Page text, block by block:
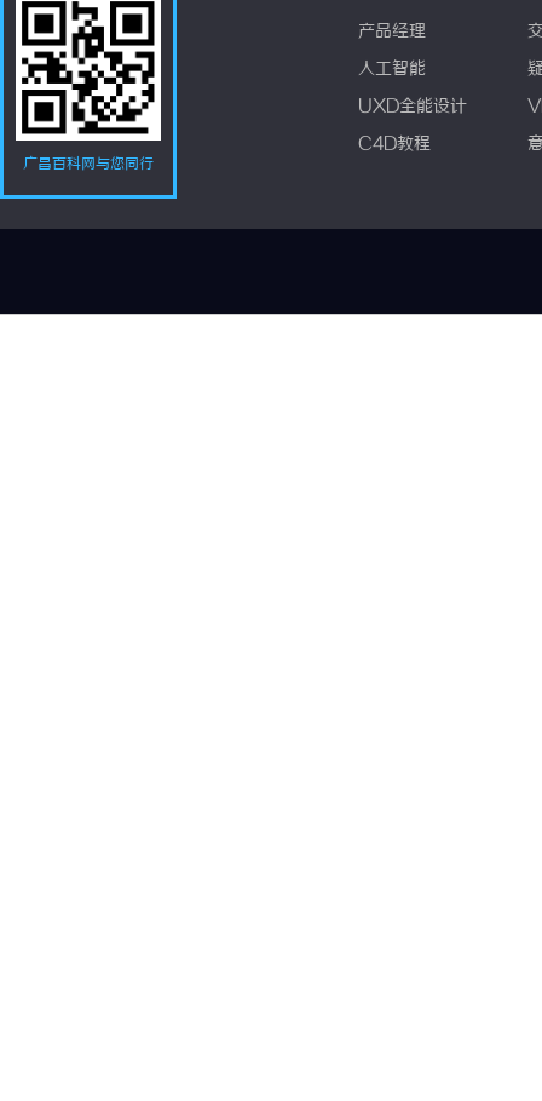
广昌百科网与您同行
产品经理
人工智能
UXD全能设计
C4D教程